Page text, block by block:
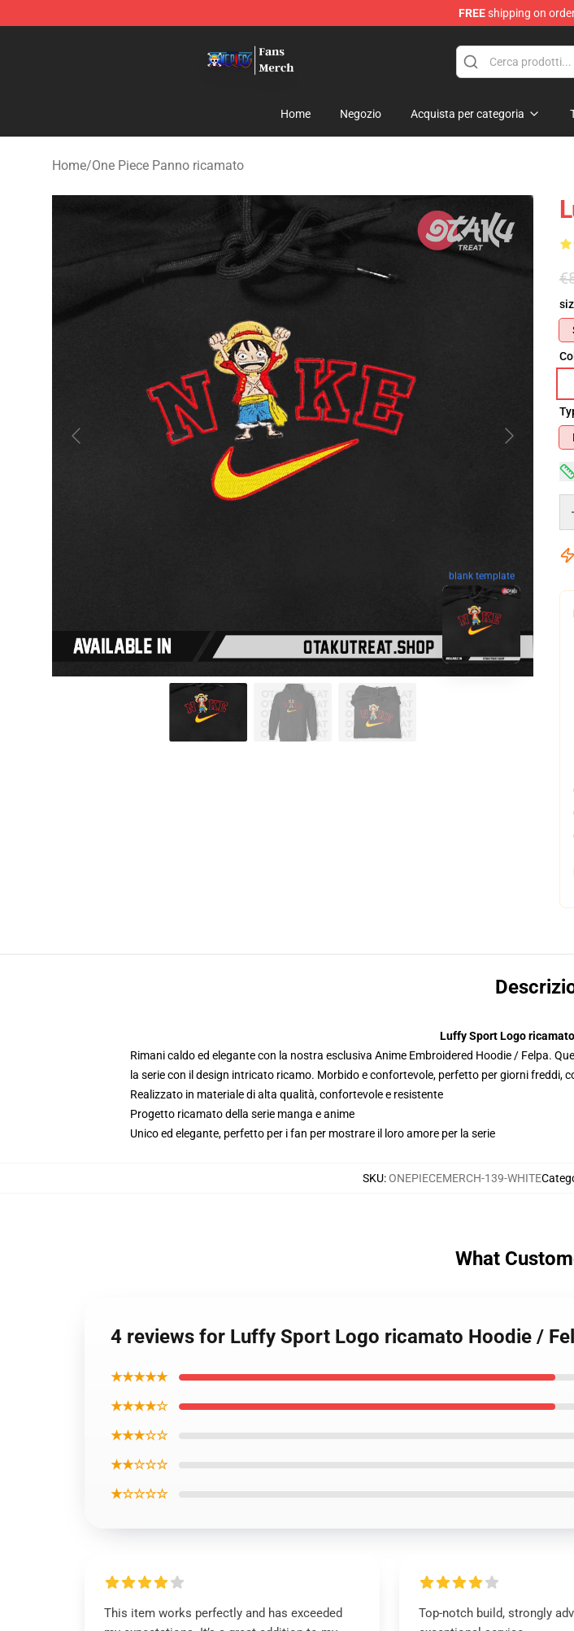
FREEshipping on
Home Negozio Acquista per categoria
Home/One Piece Panno ricamato
blank template
Luffy Sport Logo
Rimani caldo ed elegante con la nostra esclusiva Anime Embroidered Hoodie / Felpa.
la serie con il design intricato ricamo. Morbido e confortevole, perfetto per giorni freddi,
Realizzato in materiale di alta qualità, confortevole e resistente
Progetto ricamato della serie manga e anime
Unico ed elegante, perfetto per i fan per mostrare il loro amore per la serie
SKU:ONEPIECEMERCH-139-WHITE
What
4 reviews for Luffy Sport Logo ricamato Hoodie /
★★★★★
★★★★☆
★★★☆☆
★★☆☆☆
★☆☆☆☆
This item works perfectly and has exceeded
Top-notch build, strongly